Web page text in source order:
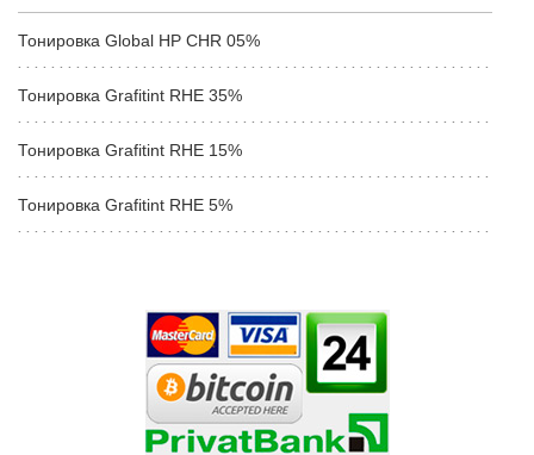
Тонировка Global HP CHR 05%
Тонировка Grafitint RHE 35%
Тонировка Grafitint RHE 15%
Тонировка Grafitint RHE 5%